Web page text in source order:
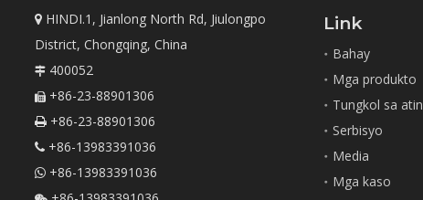
 HINDI.1, Jianlong North Rd, Jiulongpo
District, Chongqing, China
 400052
 +86-23-88901306
 +86-23-88901306
 +86-13983391036
 +86-13983391036
Link
Bahay
Mga produkto
Tungkol sa atin
Serbisyo
Media
Mga kaso